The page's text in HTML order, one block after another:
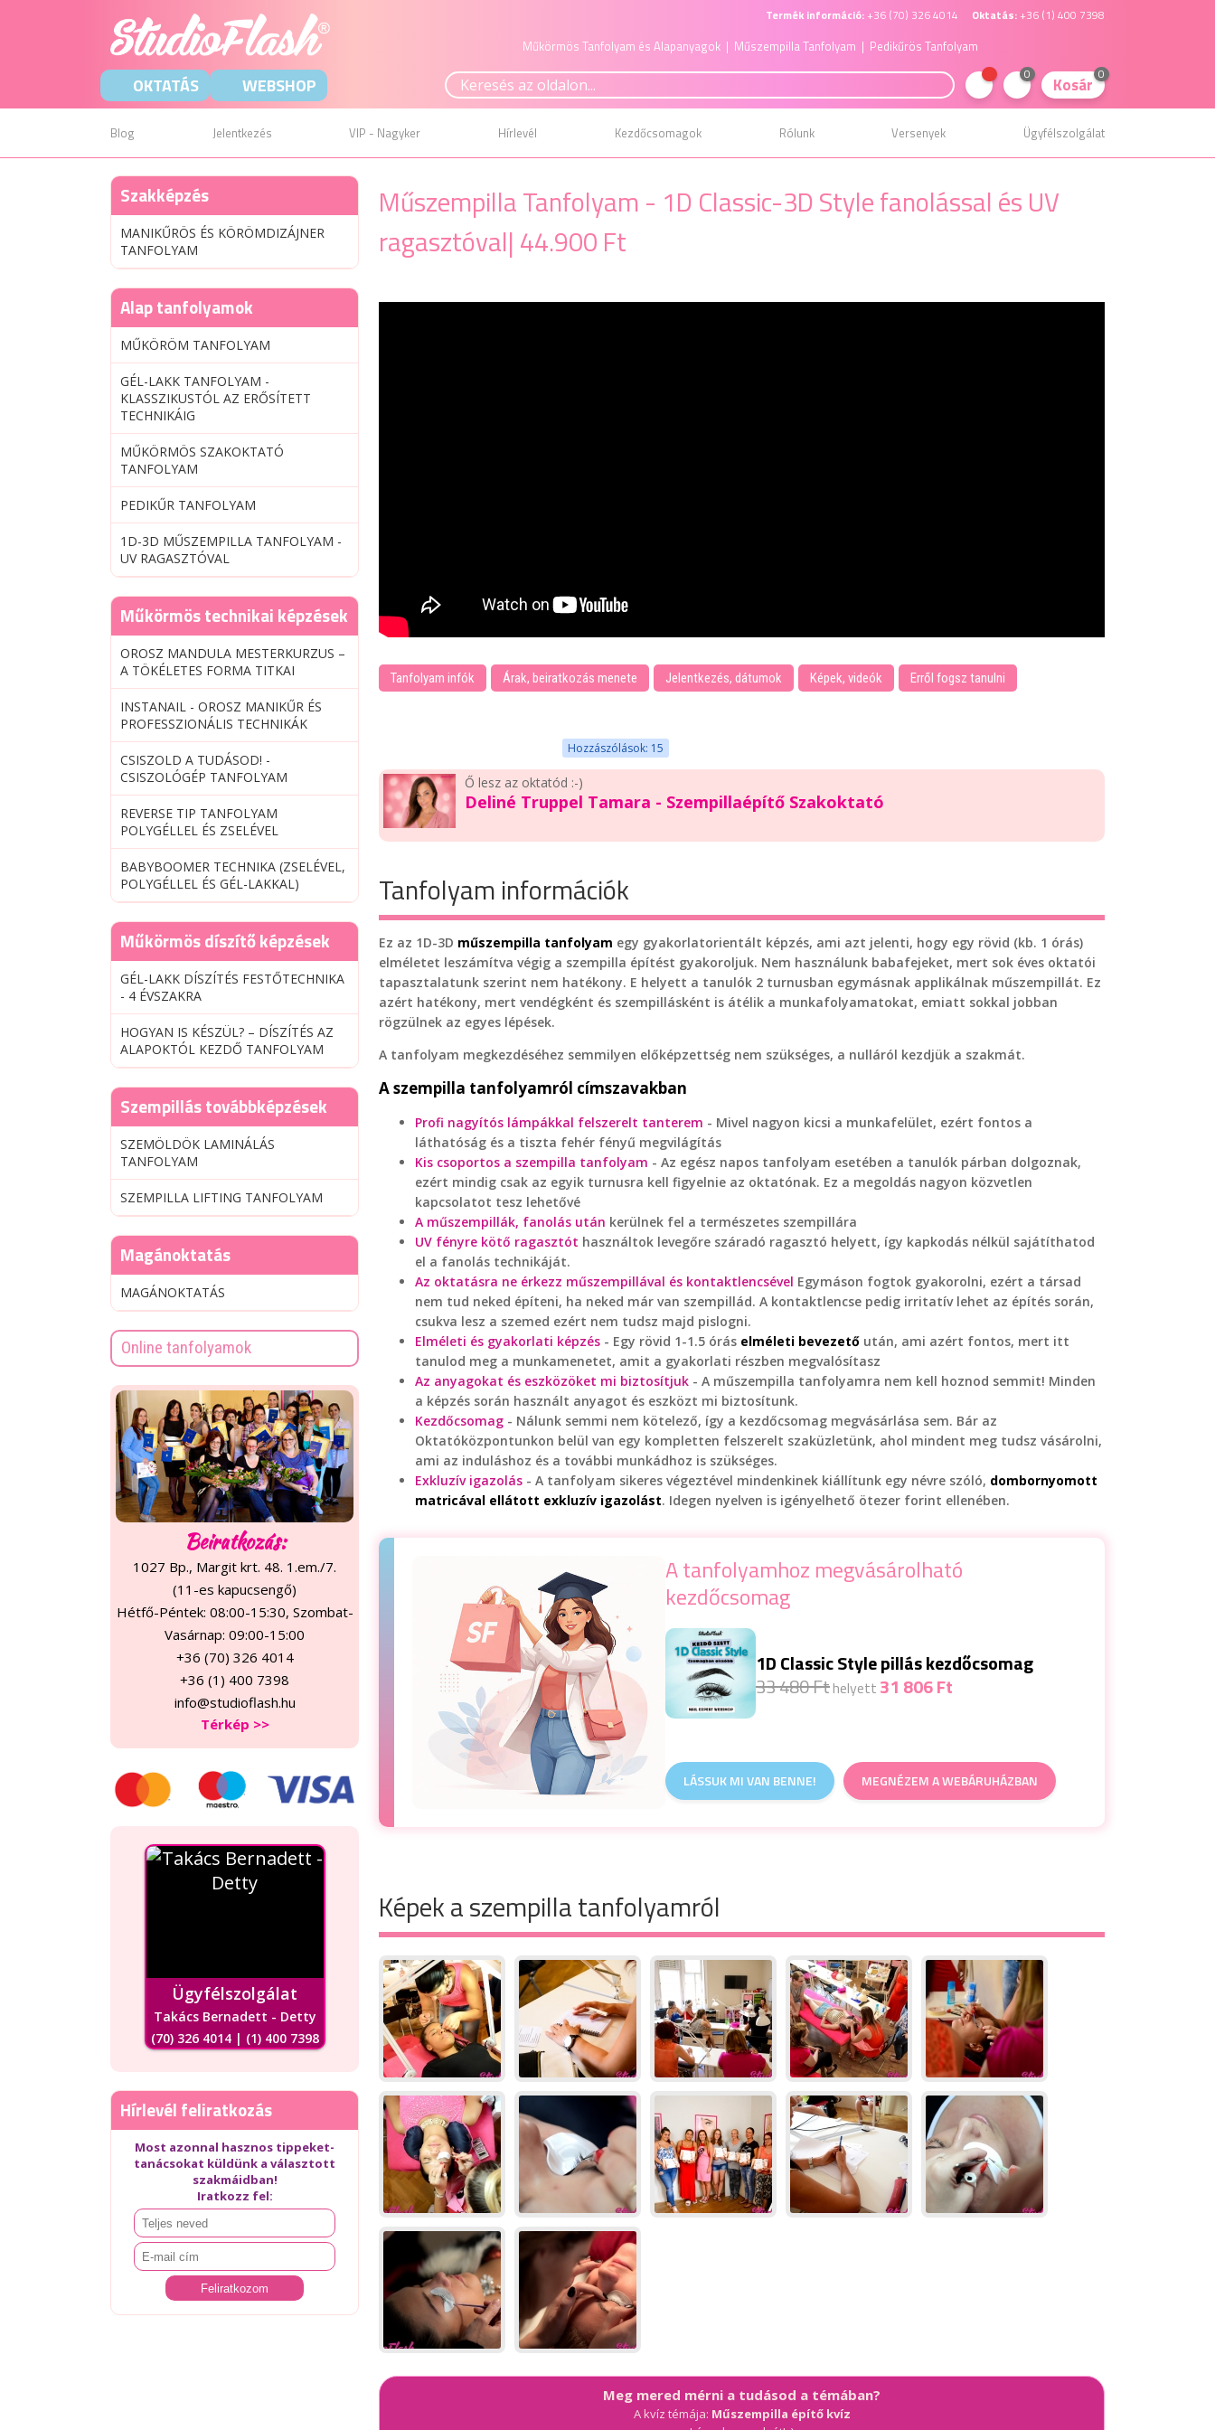
Termék információ: +36 (70) 326 4014 Oktatás: +36 (1) 400 7398
Műkörmös Tanfolyam és Alapanyagok | Műszempilla Tanfolyam | Pedikűrös Tanfolyam
OKTATÁS WEBSHOP 0 Kosár 0
Blog Jelentkezés VIP - Nagyker Hírlevél Kezdőcsomagok Rólunk Versenyek Ügyfélszolgálat
Műszempilla Tanfolyam - 1D Classic-3D Style fanolással és UV
ragasztóval| 44.900 Ft
Tanfolyam infók Árak, beiratkozás menete Jelentkezés, dátumok Képek, videók Erről fogsz tanulni
Hozzászólások: 15
Ő lesz az oktatód :-)
Deliné Truppel Tamara - Szempillaépítő Szakoktató
Tanfolyam információk
Ez az 1D-3D műszempilla tanfolyam egy gyakorlatorientált képzés, ami azt jelenti, hogy egy rövid (kb. 1 órás)
elméletet leszámítva végig a szempilla építést gyakoroljuk. Nem használunk babafejeket, mert sok éves oktatói
tapasztalatunk szerint nem hatékony. E helyett a tanulók 2 turnusban egymásnak applikálnak műszempillát. Ez
azért hatékony, mert vendégként és szempillásként is átélik a munkafolyamatokat, emiatt sokkal jobban
rögzülnek az egyes lépések.
A tanfolyam megkezdéséhez semmilyen előképzettség nem szükséges, a nulláról kezdjük a szakmát.
A szempilla tanfolyamról címszavakban
Profi nagyítós lámpákkal felszerelt tanterem - Mivel nagyon kicsi a munkafelület, ezért fontos a
láthatóság és a tiszta fehér fényű megvilágítás
Kis csoportos a szempilla tanfolyam - Az egész napos tanfolyam esetében a tanulók párban dolgoznak,
ezért mindig csak az egyik turnusra kell figyelnie az oktatónak. Ez a megoldás nagyon közvetlen
kapcsolatot tesz lehetővé
A műszempillák, fanolás után kerülnek fel a természetes szempillára
UV fényre kötő ragasztót használtok levegőre száradó ragasztó helyett, így kapkodás nélkül sajátíthatod
el a fanolás technikáját.
Az oktatásra ne érkezz műszempillával és kontaktlencsével Egymáson fogtok gyakorolni, ezért a társad
nem tud neked építeni, ha neked már van szempillád. A kontaktlencse pedig irritatív lehet az építés során,
csukva lesz a szemed ezért nem tudsz majd pislogni.
Elméleti és gyakorlati képzés - Egy rövid 1-1.5 órás elméleti bevezető után, ami azért fontos, mert itt
tanulod meg a munkamenetet, amit a gyakorlati részben megvalósítasz
Az anyagokat és eszközöket mi biztosítjuk - A műszempilla tanfolyamra nem kell hoznod semmit! Minden
a képzés során használt anyagot és eszközt mi biztosítunk.
Kezdőcsomag - Nálunk semmi nem kötelező, így a kezdőcsomag megvásárlása sem. Bár az
Oktatóközpontunkon belül van egy kompletten felszerelt szaküzletünk, ahol mindent meg tudsz vásárolni,
ami az induláshoz és a további munkádhoz is szükséges.
Exkluzív igazolás - A tanfolyam sikeres végeztével mindenkinek kiállítunk egy névre szóló, dombornyomott
matricával ellátott exkluzív igazolást. Idegen nyelven is igényelhető ötezer forint ellenében.
A tanfolyamhoz megvásárolható
kezdőcsomag
1D Classic Style pillás kezdőcsomag
33 480 Fthelyett 31 806 Ft
LÁSSUK MI VAN BENNE! MEGNÉZEM A WEBÁRUHÁZBAN
Képek a szempilla tanfolyamról
Meg mered mérni a tudásod a témában?
A kvíz témája: Műszempilla építő kvíz
Szakképzés
MANIKŰRÖS ÉS KÖRÖMDIZÁJNER
TANFOLYAM
Alap tanfolyamok
MŰKÖRÖM TANFOLYAM
GÉL-LAKK TANFOLYAM -
KLASSZIKUSTÓL AZ ERŐSÍTETT
TECHNIKÁIG
MŰKÖRMÖS SZAKOKTATÓ
TANFOLYAM
PEDIKŰR TANFOLYAM
1D-3D MŰSZEMPILLA TANFOLYAM -
UV RAGASZTÓVAL
Műkörmös technikai képzések
OROSZ MANDULA MESTERKURZUS –
A TÖKÉLETES FORMA TITKAI
INSTANAIL - OROSZ MANIKŰR ÉS
PROFESSZIONÁLIS TECHNIKÁK
CSISZOLD A TUDÁSOD! -
CSISZOLÓGÉP TANFOLYAM
REVERSE TIP TANFOLYAM
POLYGÉLLEL ÉS ZSELÉVEL
BABYBOOMER TECHNIKA (ZSELÉVEL,
POLYGÉLLEL ÉS GÉL-LAKKAL)
Műkörmös díszítő képzések
GÉL-LAKK DÍSZÍTÉS FESTŐTECHNIKA
- 4 ÉVSZAKRA
HOGYAN IS KÉSZÜL? – DÍSZÍTÉS AZ
ALAPOKTÓL KEZDŐ TANFOLYAM
Szempillás továbbképzések
SZEMÖLDÖK LAMINÁLÁS
TANFOLYAM
SZEMPILLA LIFTING TANFOLYAM
Magánoktatás
MAGÁNOKTATÁS
Online tanfolyamok
Beiratkozás:
1027 Bp., Margit krt. 48. 1.em./7.
(11-es kapucsengő)
Hétfő-Péntek: 08:00-15:30, Szombat-
Vasárnap: 09:00-15:00
+36 (70) 326 4014
+36 (1) 400 7398
info@studioflash.hu
Térkép >>
Ügyfélszolgálat
Takács Bernadett - Detty
(70) 326 4014 | (1) 400 7398
Hírlevél feliratkozás
Most azonnal hasznos tippeket-
tanácsokat küldünk a választott
szakmáidban!
Iratkozz fel: